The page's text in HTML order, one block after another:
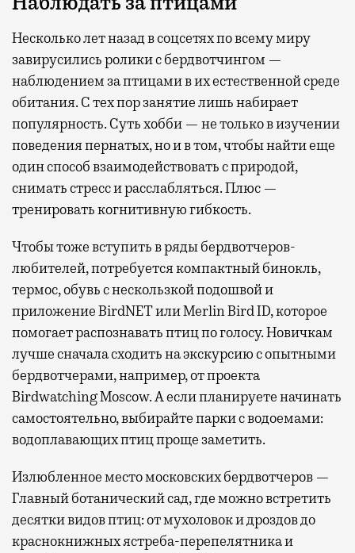
Несколько лет назад в соцсетях по всему миру
завирусились ролики с бердвотчингом —
наблюдением за птицами в их естественной среде
обитания. С тех пор занятие лишь набирает
популярность. Суть хобби — не только в изучении
поведения пернатых, но и в том, чтобы найти еще
один способ взаимодействовать с природой,
снимать стресс и расслабляться. Плюс —
тренировать когнитивную гибкость.
Чтобы тоже вступить в ряды бердвотчеров-
любителей, потребуется компактный бинокль,
термос, обувь с нескользкой подошвой и
приложение BirdNET или Merlin Bird ID, которое
помогает распознавать птиц по голосу. Новичкам
лучше сначала сходить на экскурсию с опытными
бердвотчерами, например, от проекта
Birdwatching Moscow. А если планируете начинать
самостоятельно, выбирайте парки с водоемами:
водоплавающих птиц проще заметить.
Излюбленное место московских бердвотчеров —
Главный ботанический сад, где можно встретить
десятки видов птиц: от мухоловок и дроздов до
краснокнижных ястреба-перепелятника и